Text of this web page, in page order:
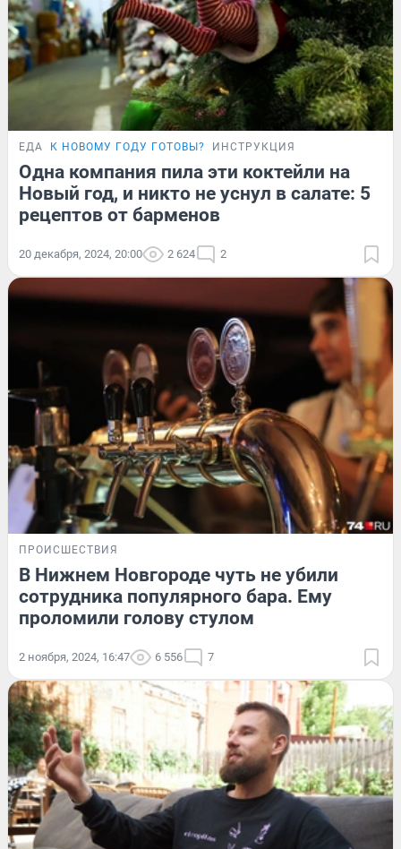
ЕДА К НОВОМУ ГОДУ ГОТОВЫ? ИНСТРУКЦИЯ
Одна компания пила эти коктейли на
Новый год, и никто не уснул в салате: 5
рецептов от барменов
20 декабря, 2024, 20:00 2 624 2
ПРОИСШЕСТВИЯ
В Нижнем Новгороде чуть не убили
сотрудника популярного бара. Ему
проломили голову стулом
2 ноября, 2024, 16:47 6 556 7